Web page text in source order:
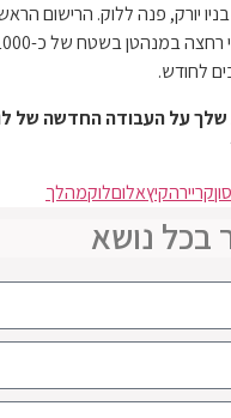
יורק, פנה ללוק. הרישום
על העבודה החדשה של
קריירהקיץאלוםלוקמהלך
בכל נושא